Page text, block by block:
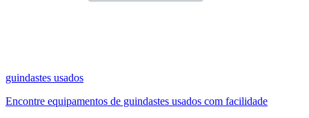
guindastes usados
Encontre equipamentos de guindastes usados com facilidade